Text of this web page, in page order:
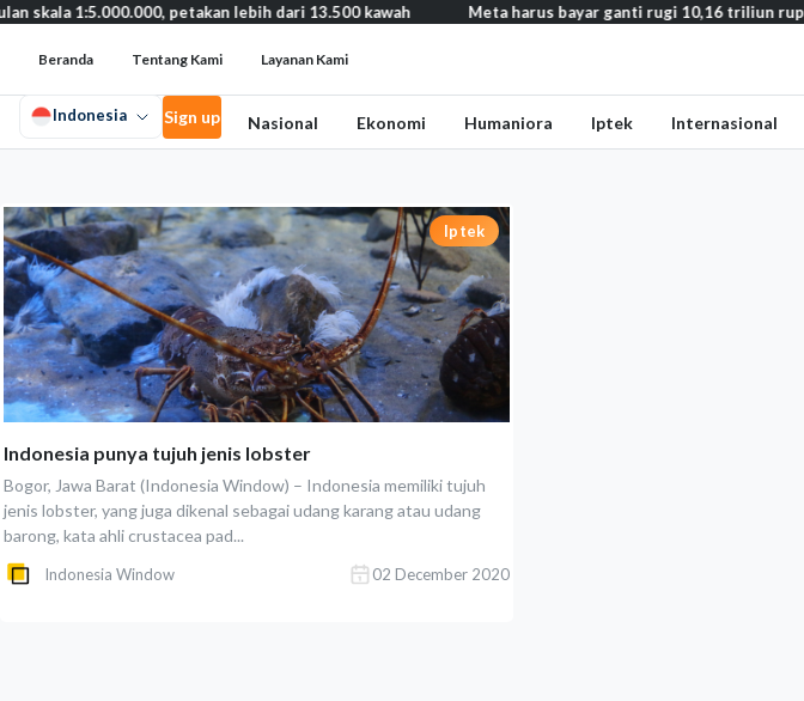
Iptek
Indonesia punya tujuh jenis lobster
Bogor, Jawa Barat (Indonesia Window) – Indonesia memiliki tujuh
jenis lobster, yang juga dikenal sebagai udang karang atau udang
barong, kata ahli crustacea pad...
Indonesia Window 02 December 2020
1:5.000.000, petakan lebih dari 13.500 kawah Meta harus bayar ganti rugi 10,16 triliun
Beranda Tentang Kami Layanan Kami
Indonesia Sign up Nasional Ekonomi Humaniora Iptek Internasional